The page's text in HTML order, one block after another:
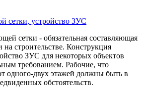
сетки, устройство ЗУС
сетки - обязательная составляющая
на строительстве. Конструкция
ЗУС для некоторых объектов
требованием. Рабочие, что
одного-двух этажей должны быть в
обстоятельств.